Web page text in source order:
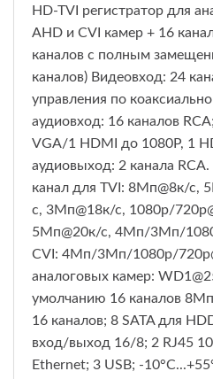
HD-TVI регистратор для
AHD и CVI камер + 16
каналов с полным
каналов) Видеовход: 24
управления по
аудиовход: 16 каналов
VGA/1 HDMI до 1080Р, 1
аудиовыход: 2 канала
канал для TVI: 8Мп@8к/с,
с, 3Мп@18к/с, 1080p/
5Мп@20к/с, 4Мп/3Мп/
CVI: 4Мп/3Мп/1080p/
аналоговых камер:
умолчанию 16 каналов
16 каналов; 8 SATA для
вход/выход 16/8; 2 RJ45
Ethernet; 3 USB; -